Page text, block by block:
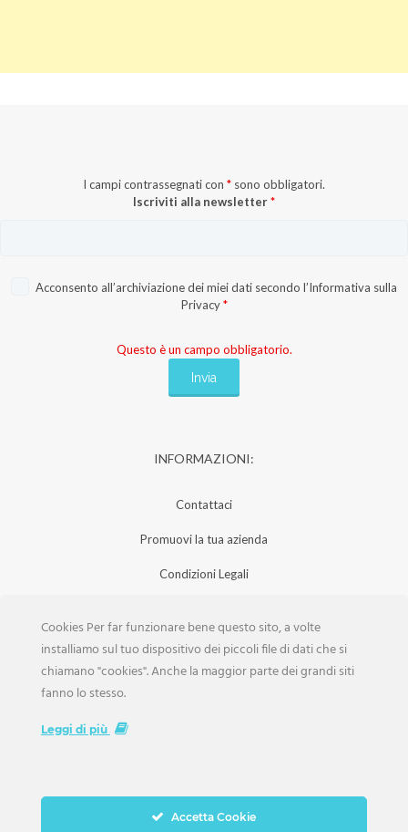
I campi contrassegnati con * sono obbligatori.
Iscriviti alla newsletter*
Acconsento all’archiviazione dei miei dati secondo l’Informativa sulla
Privacy *
Questo è un campo obbligatorio.
INFORMAZIONI:
Contattaci
Promuovi la tua azienda
Condizioni Legali
Iscrizione Aziende
Scarica la Rivista
Cookies Per far funzionare bene questo sito, a volte
installiamo sul tuo dispositivo dei piccoli file di dati che si
chiamano "cookies". Anche la maggior parte dei grandi siti
fanno lo stesso.
Leggi di più
Accetta Cookie